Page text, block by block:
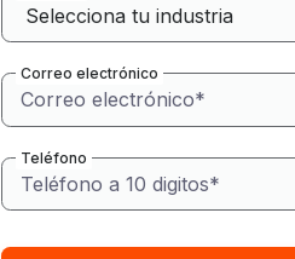
Correo electrónico
Teléfono